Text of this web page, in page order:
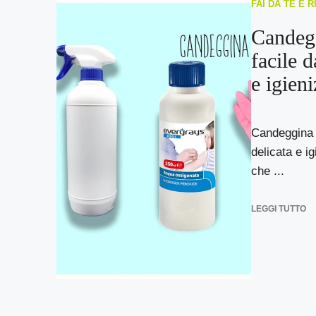
FAI DA TE E
facile
e
delicata e
che ...
LEGGI TUTTO